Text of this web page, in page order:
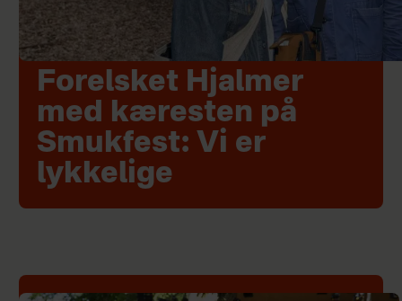
Forelsket Hjalmer
med kæresten på
Smukfest: Vi er
lykkelige